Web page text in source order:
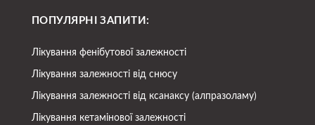
ПОПУЛЯРНІ ЗАПИТИ:
Лікування фенібутової залежності
Лікування залежності від снюсу
Лікування залежності від ксанаксу (алпразоламу)
Лікування кетамінової залежності